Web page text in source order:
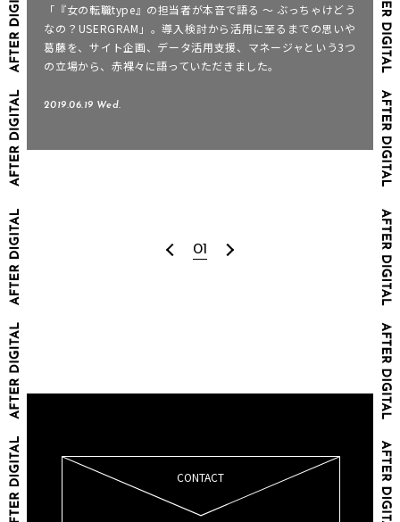
「『女の転職type』の担当者が本音で語る 〜 ぶっちゃけどう
なの？USERGRAM」。導入検討から活用に至るまでの思いや
葛藤を、サイト企画、データ活用支援、マネージャという3つ
の立場から、赤裸々に語っていただきました。
2019.06.19 Wed.
01
CONTACT